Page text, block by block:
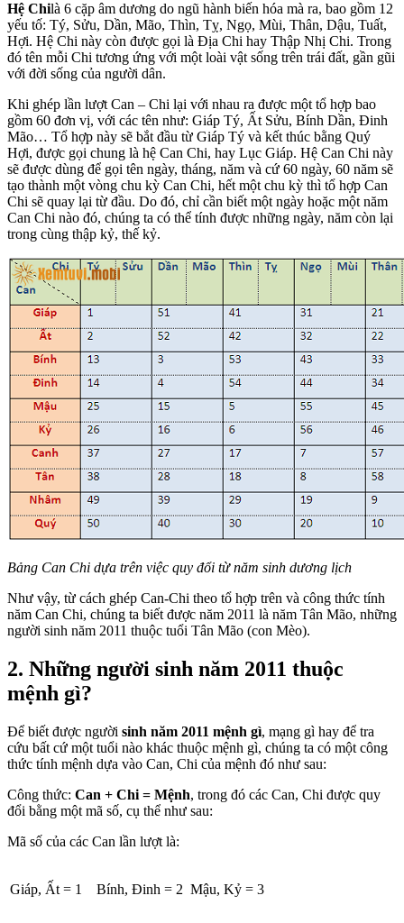
Hệ Chilà 6 cặp âm dương do ngũ hành biến hóa mà ra, bao gồm 12
yếu tố: Tý, Sửu, Dần, Mão, Thìn, Tỵ, Ngọ, Mùi, Thân, Dậu, Tuất,
Hợi. Hệ Chi này còn được gọi là Địa Chi hay Thập Nhị Chi. Trong
đó tên mỗi Chi tương ứng với một loài vật sống trên trái đất, gần gũi
với đời sống của người dân.
Khi ghép lần lượt Can – Chi lại với nhau ra được một tổ hợp bao
gồm 60 đơn vị, với các tên như: Giáp Tý, Ất Sửu, Bính Dần, Đinh
Mão… Tổ hợp này sẽ bắt đầu từ Giáp Tý và kết thúc bằng Quý
Hợi, được gọi chung là hệ Can Chi, hay Lục Giáp. Hệ Can Chi này
sẽ được dùng để gọi tên ngày, tháng, năm và cứ 60 ngày, 60 năm sẽ
tạo thành một vòng chu kỳ Can Chi, hết một chu kỳ thì tổ hợp Can
Chi sẽ quay lại từ đầu. Do đó, chỉ cần biết một ngày hoặc một năm
Can Chi nào đó, chúng ta có thể tính được những ngày, năm còn lại
trong cùng thập kỷ, thế kỷ.
Bảng Can Chi dựa trên việc quy đổi từ năm sinh dương lịch
Như vậy, từ cách ghép Can-Chi theo tổ hợp trên và công thức tính
năm Can Chi, chúng ta biết được năm 2011 là năm Tân Mão, những
người sinh năm 2011 thuộc tuổi Tân Mão (con Mèo).
2. Những người sinh năm 2011 thuộc
mệnh gì?
Để biết được người sinh năm 2011 mệnh gì, mạng gì hay để tra
cứu bất cứ một tuổi nào khác thuộc mệnh gì, chúng ta có một công
thức tính mệnh dựa vào Can, Chi của mệnh đó như sau:
Công thức: Can + Chi = Mệnh, trong đó các Can, Chi được quy
đổi bằng một mã số, cụ thể như sau:
Mã số của các Can lần lượt là:
Giáp, Ất = 1 Bính, Đinh = 2 Mậu, Kỷ = 3